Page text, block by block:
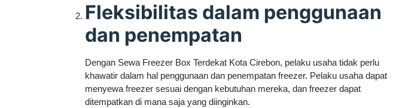
Fleksibilitas dalam penggunaan
dan penempatan
Dengan Sewa Freezer Box Terdekat Kota Cirebon, pelaku usaha tidak perlu
khawatir dalam hal penggunaan dan penempatan freezer. Pelaku usaha dapat
menyewa freezer sesuai dengan kebutuhan mereka, dan freezer dapat
ditempatkan di mana saja yang diinginkan.